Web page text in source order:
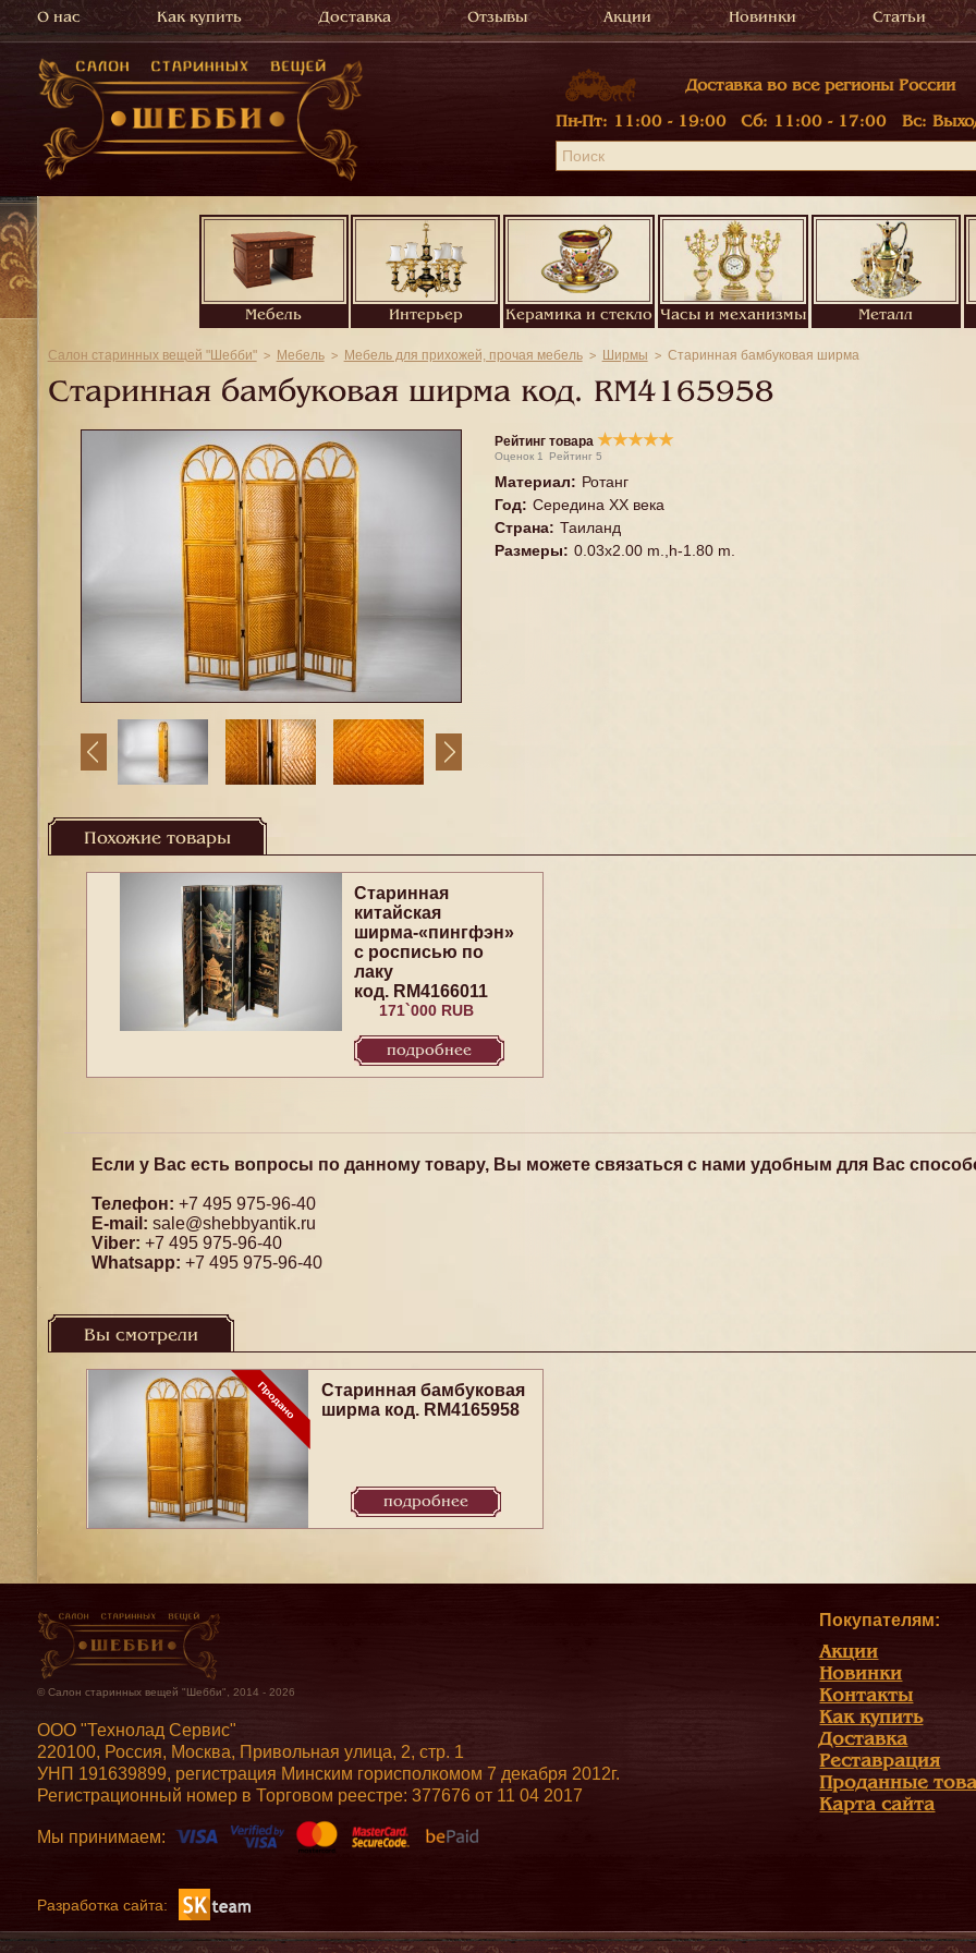
О нас Как купить Доставка Отзывы Акции Новинки Статьи
Доставка во все регионы России
Пн-Пт: 11:00 - 19:00 Сб: 11:00 - 17:00 Вс:
Мебель Интерьер Керамика и стекло Часы и механизмы Металл
Салон старинных вещей "Шебби" Мебель Мебель для прихожей, прочая мебель Ширмы Старинная бамбуковая ширма
Старинная бамбуковая ширма код. RM4165958
Рейтинг товара ★★★★★
Оценок 1 Рейтинг 5
Материал: Ротанг
Год: Середина XX векa
Страна: Таиланд
Размеры: 0.03x2.00 m.,h-1.80 m.
Похожие товары
Старинная
китайская
ширма-«пингфэн»
с росписью по
лаку
код. RM4166011
171`000 RUB
подробнее
Если у Вас есть вопросы по данному товару, Вы можете связаться с нами удобным для Вас
Телефон: +7 495 975-96-40
E-mail: sale@shebbyantik.ru
Viber: +7 495 975-96-40
Whatsapp: +7 495 975-96-40
Вы смотрели
Старинная бамбуковая
ширма код. RM4165958
подробнее
© Салон старинных вещей "Шебби", 2014 - 2026
ООО "Технолад Сервис"
220100, Россия, Москва, Привольная улица, 2, стр. 1
УНП 191639899, регистрация Минским горисполкомом 7 декабря 2012г.
Регистрационный номер в Торговом реестре: 377676 от 11 04 2017
Мы принимаем:
Разработка сайта:
Покупателям:
Акции
Новинки
Контакты
Как купить
Доставка
Реставрация
Проданные
Карта сайта